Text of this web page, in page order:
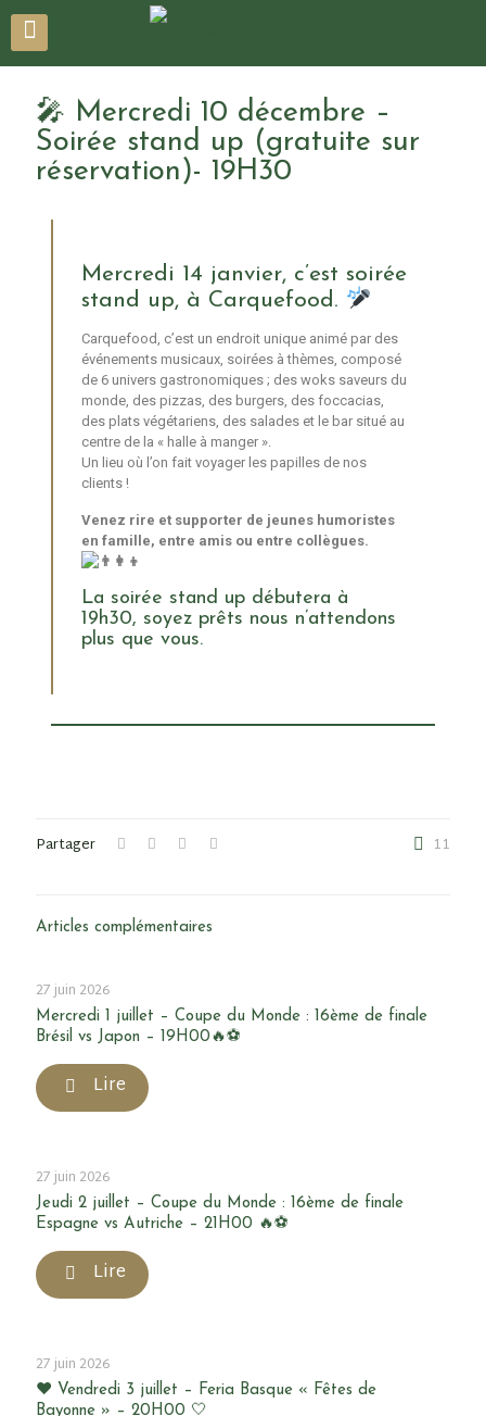
🎤 Mercredi 10 décembre –
Soirée stand up (gratuite sur
réservation)- 19H30
Mercredi 14 janvier, c’est soirée
stand up, à Carquefood.
Carquefood, c’est un endroit unique animé par des
événements musicaux, soirées à thèmes, composé
de 6 univers gastronomiques ; des woks saveurs du
monde, des pizzas, des burgers, des foccacias,
des plats végétariens, des salades et le bar situé au
centre de la « halle à manger ».
Un lieu où l’on fait voyager les papilles de nos
clients !
Venez rire et supporter de jeunes humoristes
en famille, entre amis ou entre collègues.
La soirée stand up débutera à
19h30, soyez prêts nous n’attendons
plus que vous.
Partager 11
Articles complémentaires
27 juin 2026
Mercredi 1 juillet – Coupe du Monde : 16ème de finale
Brésil vs Japon – 19H00🔥⚽
Lire
27 juin 2026
Jeudi 2 juillet – Coupe du Monde : 16ème de finale
Espagne vs Autriche – 21H00 🔥⚽
Lire
27 juin 2026
❤️ Vendredi 3 juillet – Feria Basque « Fêtes de
Bayonne » – 20H00 🤍